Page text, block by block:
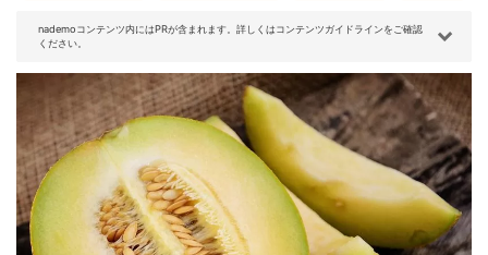
nademoコンテンツ内にはPRが含まれます。詳しくはコンテンツガイドラインをご確認
ください。